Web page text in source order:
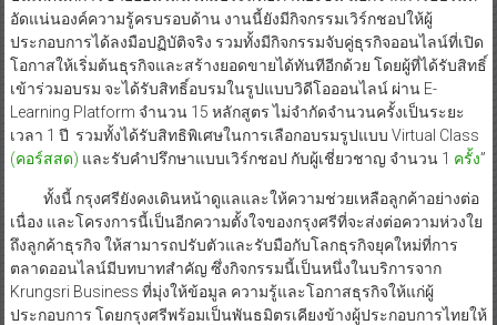
อัดแน่นองค์ความรู้ครบรอบด้าน งานนี้ยังมีกิจกรรมเวิร์กชอปให้ผู้
ประกอบการได้ลงมือปฏิบัติจริง รวมทั้งมีกิจกรรมจับคู่ธุรกิจออนไลน์ที่เปิด
โอกาสให้เริ่มต้นธุรกิจและสร้างยอดขายได้ทันทีอีกด้วย โดยผู้ที่ได้รับสิทธิ์
เข้าร่วมอบรม จะได้รับสิทธิ์อบรมในรูปแบบวิดีโอออนไลน์ ผ่าน E-
Learning Platform จำนวน 15 หลักสูตร ไม่จำกัดจำนวนครั้งเป็นระยะ
เวลา 1 ปี รวมทั้งได้รับสิทธิพิเศษในการเลือกอบรมรูปแบบ Virtual Class
(คอร์สสด) และรับคำปรึกษาแบบเวิร์กชอป กับผู้เชี่ยวชาญ จำนวน 1 ครั้ง”
ทั้งนี้ กรุงศรียังคงเดินหน้าดูแลและให้ความช่วยเหลือลูกค้าอย่างต่อ
เนื่อง และโครงการนี้เป็นอีกความตั้งใจของกรุงศรีที่จะส่งต่อความห่วงใย
ถึงลูกค้าธุรกิจ ให้สามารถปรับตัวและรับมือกับโลกธุรกิจยุคใหม่ที่การ
ตลาดออนไลน์มีบทบาทสำคัญ ซึ่งกิจกรรมนี้เป็นหนึ่งในบริการจาก
Krungsri Business ที่มุ่งให้ข้อมูล ความรู้และโอกาสธุรกิจให้แก่ผู้
ประกอบการ โดยกรุงศรีพร้อมเป็นพันธมิตรเคียงข้างผู้ประกอบการไทยให้